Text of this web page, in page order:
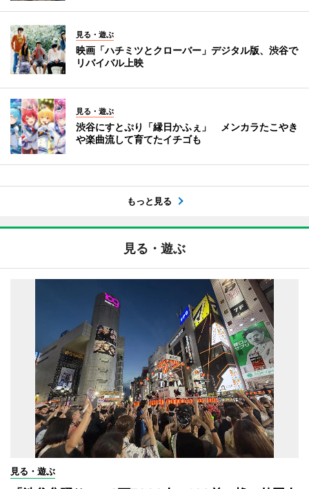
見る・遊ぶ
映画「ハチミツとクローバー」デジタル版、渋谷で
リバイバル上映
見る・遊ぶ
渋谷にすとぷり「縁日かふぇ」 メンカラたこやき
や楽曲流して育てたイチゴも
もっと見る
見る・遊ぶ
見る・遊ぶ